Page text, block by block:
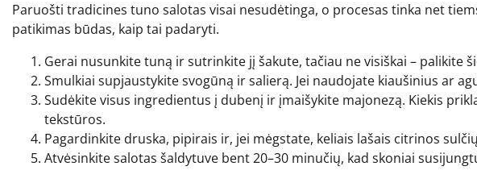
Paruošti tradicines tuno salotas visai nesudėtinga, o procesas tinka net
patikimas būdas, kaip tai padaryti.
Gerai nusunkite tuną ir sutrinkite jį šakute, tačiau ne visiškai – palikite
Smulkiai supjaustykite svogūną ir salierą. Jei naudojate kiaušinius ar
Sudėkite visus ingredientus į dubenį ir įmaišykite majonezą. Kiekis
tekstūros.
Pagardinkite druska, pipirais ir, jei mėgstate, keliais lašais citrinos
Atvėsinkite salotas šaldytuve bent 20–30 minučių, kad skoniai